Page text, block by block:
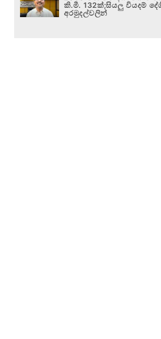
කි.මී. 132ක්;සියලු වියදම්
අරමුදල්වලින්